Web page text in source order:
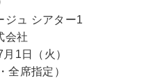
ュ シアター1
会社
1日（火）
席指定）